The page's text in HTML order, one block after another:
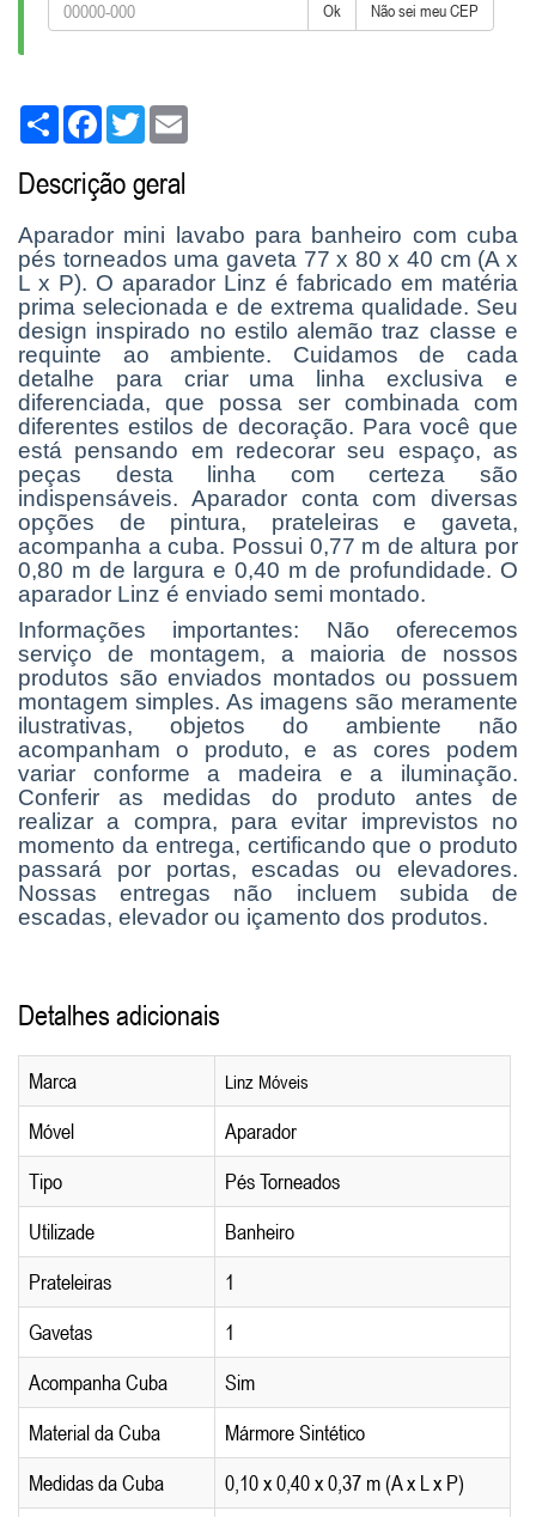
Ok Não sei meu CEP
Share FacebookTwitter
Descrição geral
Aparador mini lavabo para banheiro com cuba
pés torneados uma gaveta 77 x 80 x 40 cm (A x
L x P). O aparador Linz é fabricado em matéria
prima selecionada e de extrema qualidade. Seu
design inspirado no estilo alemão traz classe e
requinte ao ambiente. Cuidamos de cada
detalhe para criar uma linha exclusiva e
diferenciada, que possa ser combinada com
diferentes estilos de decoração. Para você que
está pensando em redecorar seu espaço, as
peças desta linha com certeza são
indispensáveis. Aparador conta com diversas
opções de pintura, prateleiras e gaveta,
acompanha a cuba. Possui 0,77 m de altura por
0,80 m de largura e 0,40 m de profundidade. O
aparador Linz é enviado semi montado.
Informações importantes: Não oferecemos
serviço de montagem, a maioria de nossos
produtos são enviados montados ou possuem
montagem simples. As imagens são meramente
ilustrativas, objetos do ambiente não
acompanham o produto, e as cores podem
variar conforme a madeira e a iluminação.
Conferir as medidas do produto antes de
realizar a compra, para evitar imprevistos no
momento da entrega, certificando que o produto
passará por portas, escadas ou elevadores.
Nossas entregas não incluem subida de
escadas, elevador ou içamento dos produtos.
Detalhes adicionais
Marca Linz Móveis
Móvel
Aparador
Tipo
Pés Torneados
Utilizade
Banheiro
Prateleiras
1
Gavetas
1
Acompanha Cuba
Sim
Material da Cuba
Mármore Sintético
Medidas da Cuba
0,10 x 0,40 x 0,37 m (A x L x P)